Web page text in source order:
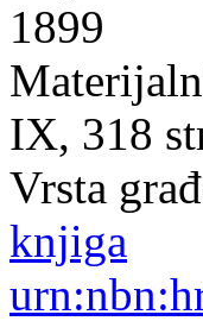
1899
IX, 318
Vrsta
knjiga